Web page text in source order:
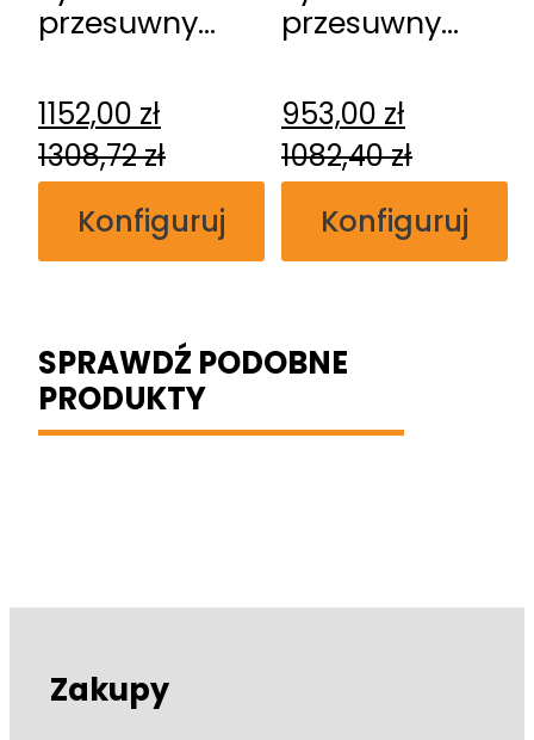
przesuwny
ościeżnicowy
1152,00 zł
1308,72zł
Konfiguruj
przesuwny
naścienny
Spazio CD
953,00 zł
1082,40zł
Konfiguruj
SPRAWDŹ PODOBNE
PRODUKTY
Zakupy